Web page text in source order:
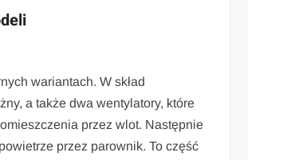
wariantach. W skład
a także dwa wentylatory, które
przez wlot. Następnie
przez parownik. To część